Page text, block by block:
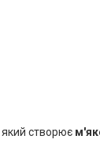
який створює